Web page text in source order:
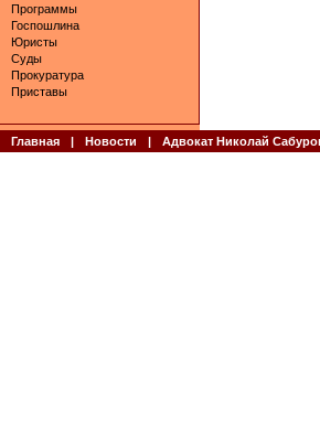
Программы
Госпошлина
Юристы
Суды
Прокуратура
Приставы
Главная | Новости | Адвокат Николай